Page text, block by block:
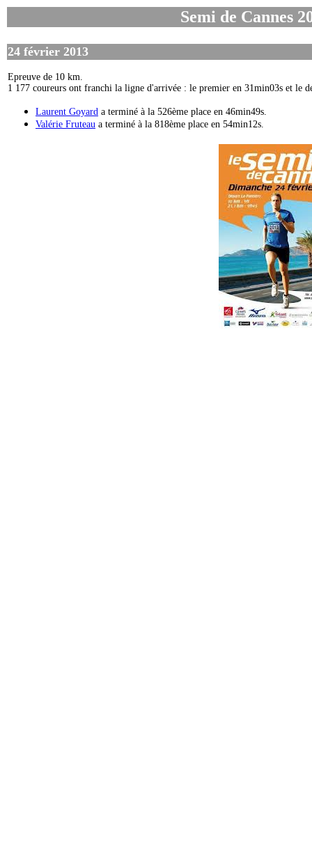
Semi de Cannes
24 février 2013
Epreuve de 10 km.
1 177 coureurs ont franchi la ligne d'arrivée : le premier en 31min03s et le
Laurent Goyard a terminé à la 526ème place en 46min49s.
Valérie Fruteau a terminé à la 818ème place en 54min12s.